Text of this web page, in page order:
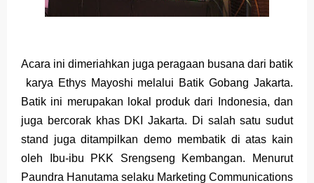
Acara ini dimeriahkan juga peragaan busana dari batik
karya Ethys Mayoshi melalui Batik Gobang Jakarta.
Batik ini merupakan lokal produk dari Indonesia, dan
juga bercorak khas DKI Jakarta. Di salah satu sudut
stand juga ditampilkan demo membatik di atas kain
oleh Ibu-ibu PKK Srengseng Kembangan. Menurut
Paundra Hanutama selaku Marketing Communications